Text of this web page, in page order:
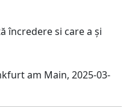
încredere si care a și
am Main, 2025-03-